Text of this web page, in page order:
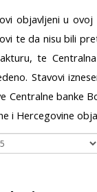
objavljeni u
te da nisu bili
te
Stavovi
Centralne banke
i Hercegovine